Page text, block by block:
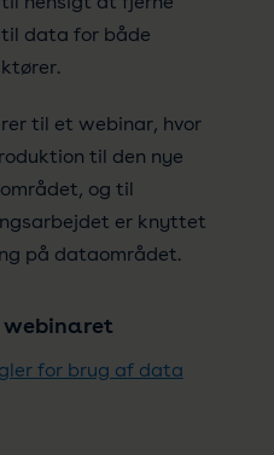
data for både
til et webinar, hvor
til den nye
og til
er knyttet
på dataområdet.
for brug af data